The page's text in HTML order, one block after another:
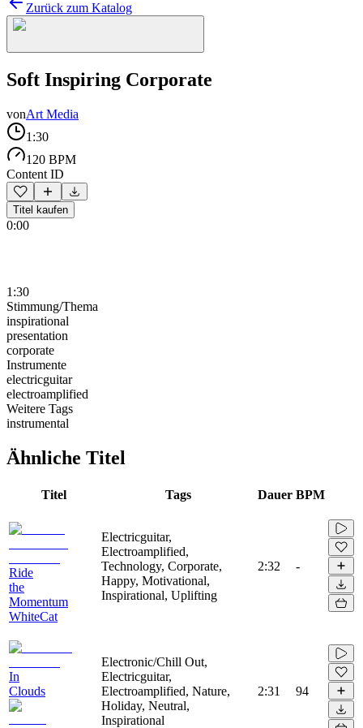
Zurück zum Katalog
Soft Inspiring Corporate
vonArt Media
1:30
120 BPM
Content ID
Titel kaufen
0:00
1:30
Stimmung/Thema
inspirational
presentation
corporate
Instrumente
electricguitar
electroamplified
Weitere Tags
instrumental
Ähnliche Titel
Titel Tags Dauer BPM
Ride
the
Momentum
WhiteCat
Electricguitar,
Electroamplified,
Technology, Corporate,
Happy, Motivational,
Inspirational, Uplifting
2:32 -
In
Clouds
Electronic/Chill Out,
Electricguitar,
Electroamplified, Nature,
Holiday, Neutral,
Inspirational
2:31 94